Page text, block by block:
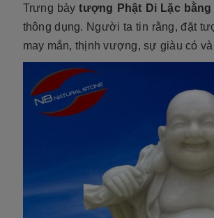
Trưng bàytượng Phật Di Lặc bằng
thông dụng. Người ta tin rằng, đặt
may mắn, thịnh vượng, sự giàu có